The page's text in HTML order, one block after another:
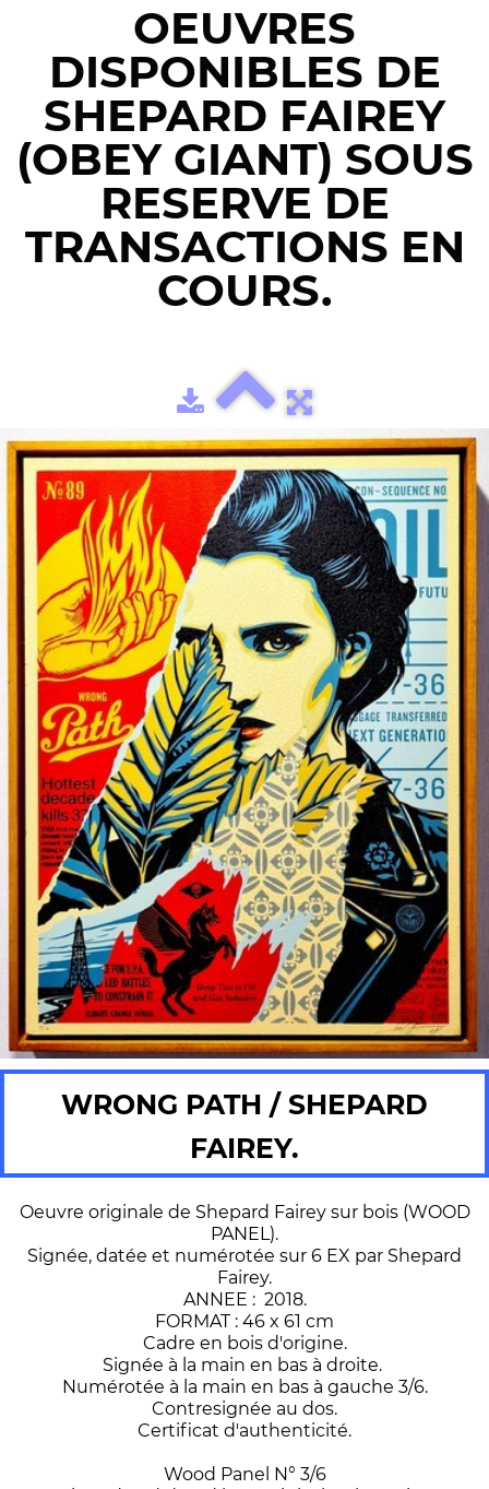
OEUVRES
DISPONIBLES DE
SHEPARD FAIREY
(OBEY GIANT) SOUS
RESERVE DE
TRANSACTIONS EN
COURS.
WRONG PATH / SHEPARD
FAIREY.
Oeuvre originale de Shepard Fairey sur bois (WOOD
PANEL).
Signée, datée et numérotée sur 6 EX par Shepard
Fairey.
ANNEE : 2018.
FORMAT : 46 x 61 cm
Cadre en bois d'origine.
Signée à la main en bas à droite.
Numérotée à la main en bas à gauche 3/6.
Contresignée au dos.
Certificat d'authenticité.
Wood Panel N° 3/6